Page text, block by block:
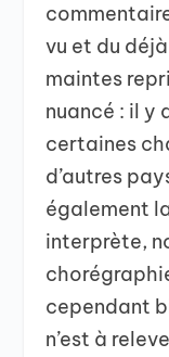
vu et du
maintes
nuancé : il y
certaines
d’autres
également
interprète,
cependant
n’est à